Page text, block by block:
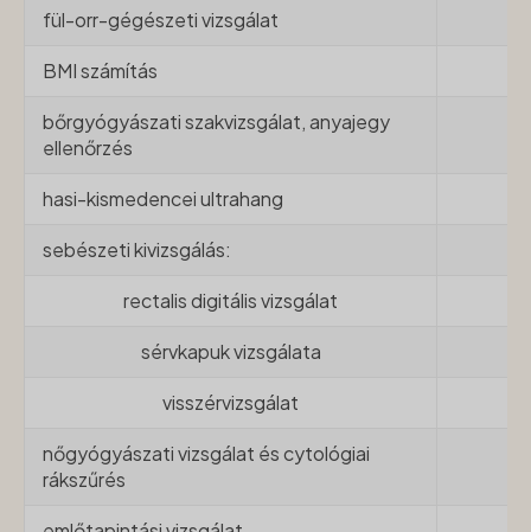
fül-orr-gégészeti vizsgálat
BMI számítás
bőrgyógyászati szakvizsgálat, anyajegy
ellenőrzés
hasi-kismedencei ultrahang
sebészeti kivizsgálás:
rectalis digitális vizsgálat
sérvkapuk vizsgálata
visszérvizsgálat
nőgyógyászati vizsgálat és cytológiai
rákszűrés